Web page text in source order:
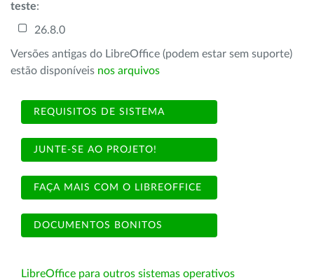
teste:
26.8.0
Versões antigas do LibreOffice (podem estar sem suporte)
estão disponíveis nos arquivos
REQUISITOS DE SISTEMA
JUNTE-SE AO PROJETO!
FAÇA MAIS COM O LIBREOFFICE
DOCUMENTOS BONITOS
LibreOffice para outros sistemas operativos